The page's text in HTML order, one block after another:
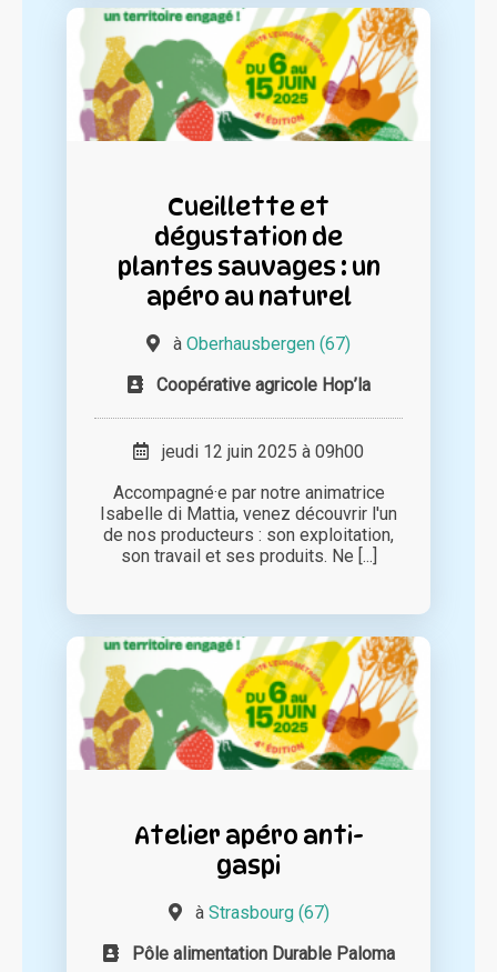
Cueillette et
dégustation de
plantes sauvages : un
apéro au naturel
à Oberhausbergen (67)
Coopérative agricole Hop’la
jeudi 12 juin 2025 à 09h00
Accompagné·e par notre animatrice
Isabelle di Mattia, venez découvrir l'un
de nos producteurs : son exploitation,
son travail et ses produits. Ne [...]
Atelier apéro anti-
gaspi
à Strasbourg (67)
Pôle alimentation Durable Paloma